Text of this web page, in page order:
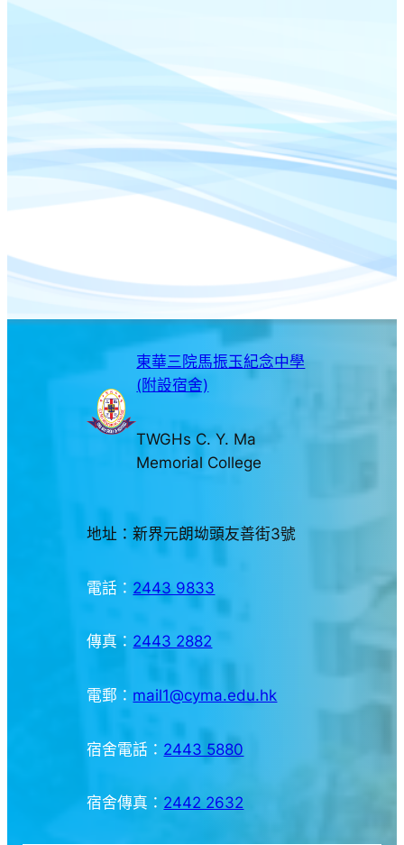
東華三院馬振玉紀念中學
(附設宿舍)
TWGHs C. Y. Ma
Memorial College
地址：新界元朗坳頭友善街3號
電話： 2443 9833
傳真： 2443 2882
電郵： mail1@cyma.edu.hk
宿舍電話： 2443 5880
宿舍傳真： 2442 2632